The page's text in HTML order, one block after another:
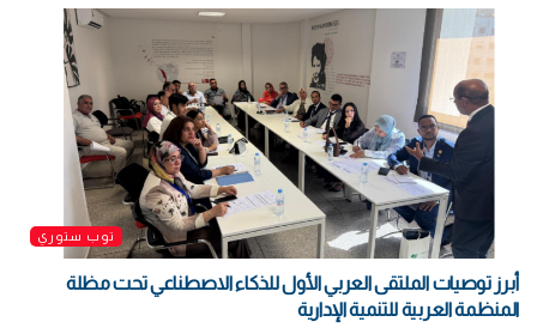
توب ستوري
أبرز توصيات الملتقى العربي الأول للذكاء الاصطناعي تحت مظلة
المنظمة العربية للتنمية الإدارية